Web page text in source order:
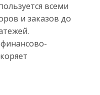
всеми
и заказов до